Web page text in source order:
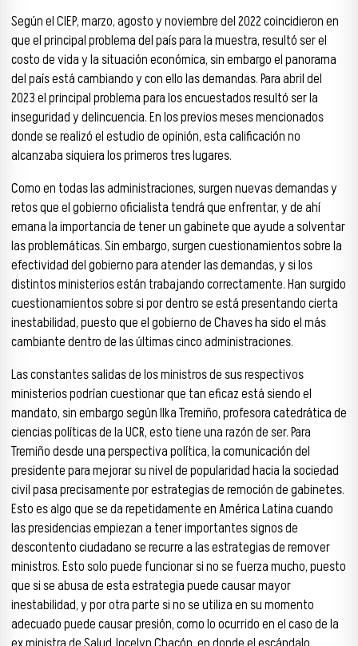
Según el CIEP, marzo, agosto y noviembre del 2022 coincidieron en
que el principal problema del país para la muestra, resultó ser el
costo de vida y la situación económica, sin embargo el panorama
del país está cambiando y con ello las demandas. Para abril del
2023 el principal problema para los encuestados resultó ser la
inseguridad y delincuencia. En los previos meses mencionados
donde se realizó el estudio de opinión, esta calificación no
alcanzaba siquiera los primeros tres lugares.
Como en todas las administraciones, surgen nuevas demandas y
retos que el gobierno oficialista tendrá que enfrentar, y de ahí
emana la importancia de tener un gabinete que ayude a solventar
las problemáticas. Sin embargo, surgen cuestionamientos sobre la
efectividad del gobierno para atender las demandas, y si los
distintos ministerios están trabajando correctamente. Han surgido
cuestionamientos sobre si por dentro se está presentando cierta
inestabilidad, puesto que el gobierno de Chaves ha sido el más
cambiante dentro de las últimas cinco administraciones.
Las constantes salidas de los ministros de sus respectivos
ministerios podrían cuestionar que tan eficaz está siendo el
mandato, sin embargo según Ilka Tremiño, profesora catedrática de
ciencias políticas de la UCR, esto tiene una razón de ser. Para
Tremiño desde una perspectiva política, la comunicación del
presidente para mejorar su nivel de popularidad hacia la sociedad
civil pasa precisamente por estrategias de remoción de gabinetes.
Esto es algo que se da repetidamente en América Latina cuando
las presidencias empiezan a tener importantes signos de
descontento ciudadano se recurre a las estrategias de remover
ministros. Esto solo puede funcionar si no se fuerza mucho, puesto
que si se abusa de esta estrategia puede causar mayor
inestabilidad, y por otra parte si no se utiliza en su momento
adecuado puede causar presión, como lo ocurrido en el caso de la